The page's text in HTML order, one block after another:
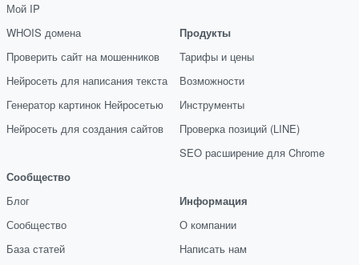
Мой IP
WHOIS домена
Проверить сайт на мошенников
Нейросеть для написания текста
Генератор картинок Нейросетью
Нейросеть для создания сайтов
Сообщество
Блог
Сообщество
База статей
Продукты
Тарифы и цены
Возможности
Инструменты
Проверка позиций (LINE)
SEO расширение для Chrome
Информация
О компании
Написать нам